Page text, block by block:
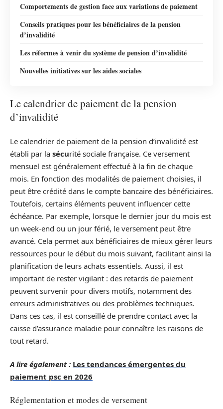
Comportements de gestion face aux variations de paiement
Conseils pratiques pour les bénéficiaires de la pension
d’invalidité
Les réformes à venir du système de pension d’invalidité
Nouvelles initiatives sur les aides sociales
Le calendrier de paiement de la pension
d’invalidité
Le calendrier de paiement de la pension d’invalidité est
établi par la sécurité sociale française. Ce versement
mensuel est généralement effectué à la fin de chaque
mois. En fonction des modalités de paiement choisies, il
peut être crédité dans le compte bancaire des bénéficiaires.
Toutefois, certains éléments peuvent influencer cette
échéance. Par exemple, lorsque le dernier jour du mois est
un week-end ou un jour férié, le versement peut être
avancé. Cela permet aux bénéficiaires de mieux gérer leurs
ressources pour le début du mois suivant, facilitant ainsi la
planification de leurs achats essentiels. Aussi, il est
important de rester vigilant : des retards de paiement
peuvent survenir pour divers motifs, notamment des
erreurs administratives ou des problèmes techniques.
Dans ces cas, il est conseillé de prendre contact avec la
caisse d’assurance maladie pour connaître les raisons de
tout retard.
A lire également : Les tendances émergentes du
paiement psc en 2026
Réglementation et modes de versement